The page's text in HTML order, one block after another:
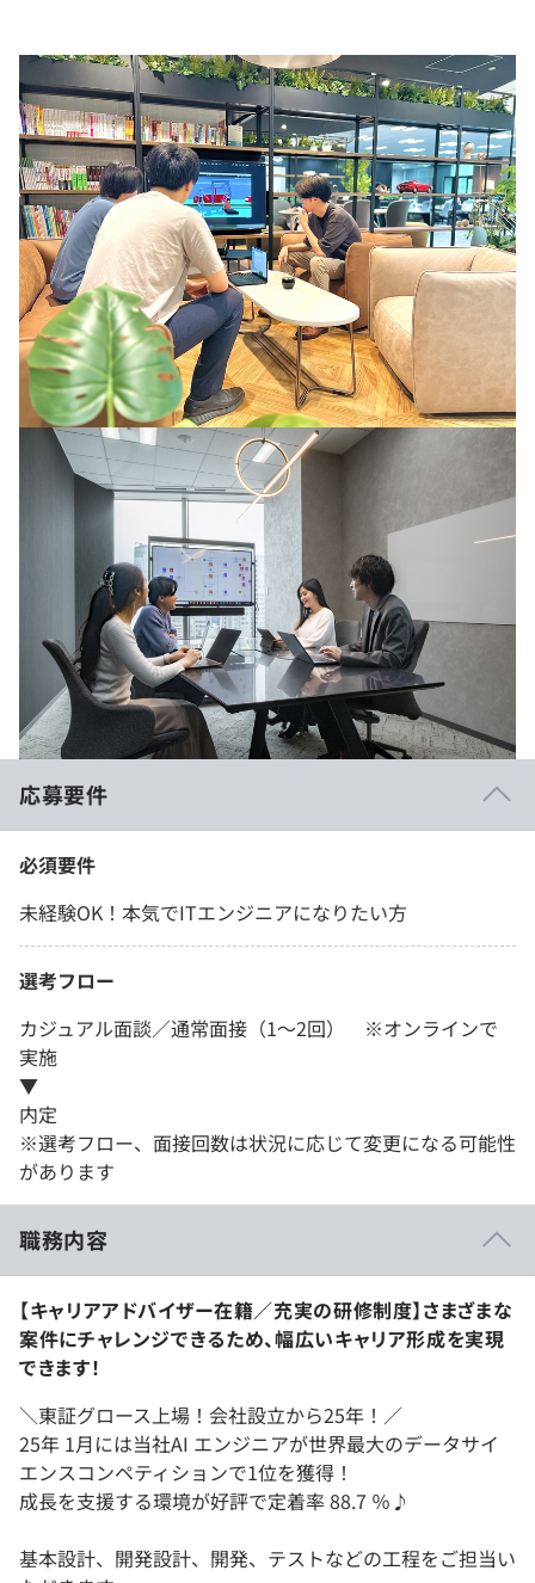
応募要件
必須要件
未経験OK！本気でITエンジニアになりたい方
選考フロー
カジュアル面談／通常面接（1～2回） ※オンラインで
実施
▼
内定
※選考フロー、面接回数は状況に応じて変更になる可能性
があります
職務内容
【キャリアアドバイザー在籍／充実の研修制度】さまざまな
案件にチャレンジできるため、幅広いキャリア形成を実現
できます！
＼東証グロース上場！会社設立から25年！／
25年 1月には当社AI エンジニアが世界最大のデータサイ
エンスコンペティションで1位を獲得！
成長を支援する環境が好評で定着率 88.7 ％♪
基本設計、開発設計、開発、テストなどの工程をご担当い